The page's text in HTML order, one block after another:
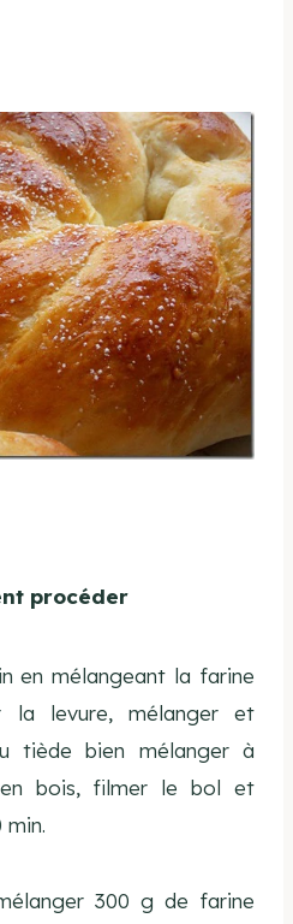
procéder
en mélangeant la farine
la levure, mélanger et
tiède bien mélanger à
en bois, filmer le bol et
min.
300 g de farine